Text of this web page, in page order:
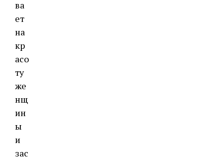
ва
ет
на
кр
асо
ту
же
нщ
ин
ы
и
зас